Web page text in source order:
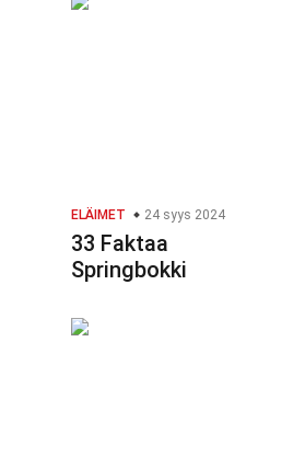
ELÄIMET 24 syys 2024
33 Faktaa
Springbokki